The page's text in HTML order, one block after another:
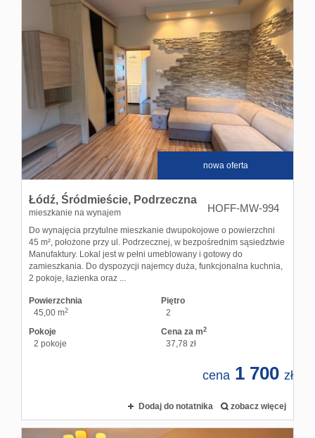
nowa oferta
Łódź, Śródmieście, Podrzeczna
mieszkanie na wynajem HOFF-MW-994
Do wynajęcia przytulne mieszkanie dwupokojowe o powierzchni
45 m², położone przy ul. Podrzecznej, w bezpośrednim sąsiedztwie
Manufaktury. Lokal jest w pełni umeblowany i gotowy do
zamieszkania. Do dyspozycji najemcy duża, funkcjonalna kuchnia,
2 pokoje, łazienka oraz ...
Powierzchnia
45,00 m2
Piętro
2
Pokoje
2 pokoje
Cena za m2
37,78 zł
cena 1 700 zł
Dodaj do notatnika zobacz więcej